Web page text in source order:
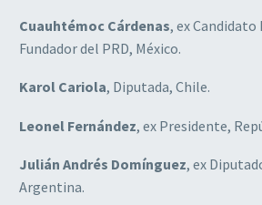
Cuauhtémoc Cárdenas, ex
Fundador del PRD, México.
Karol Cariola, Diputada, Chile.
Leonel Fernández, ex Presidente,
Julián Andrés Domínguez, ex
Argentina.